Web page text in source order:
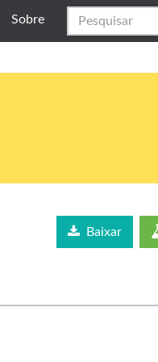
Sobre
Baixar